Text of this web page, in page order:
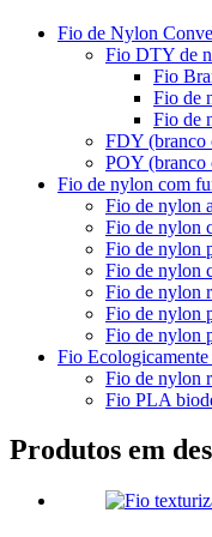
Fio de Nylon
Fio DTY de
Fio
Fio de
Fio de
FDY (branco
POY (branco
Fio de nylon com
Fio de nylon
Fio de nylon
Fio de nylon
Fio de nylon
Fio de nylon
Fio de nylon
Fio de nylon
Fio
Fio de nylon
Fio PLA
Produtos em